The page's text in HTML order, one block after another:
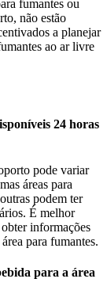
fumantes ou
não estão
a planejar
ao ar livre
24 horas
pode variar
áreas para
podem ter
É melhor
informações
para fumantes.
para a área